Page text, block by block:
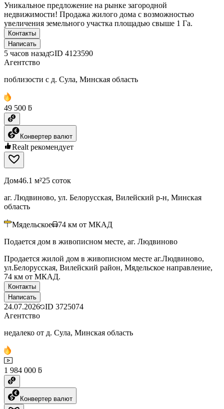
Уникальное предложение на рынке загородной
недвижимости! Продажа жилого дома с возможностью
увеличения земельного участка площадью свыше 1 Га.
Контакты
Написать
5 часов назад ID 4123590
Агентство
поблизости с д. Сула, Минская область
49 500 ƃ
Конвертер валют
Realt рекомендует
Дом46.1 м²25 соток
аг. Людвиново, ул. Белорусская, Вилейский р-н, Минская
область
Мядельское 74 км от МКАД
Подается дом в живописном месте, аг. Людвиново
Продается жилой дом в живописном месте аг.Людвиново,
ул.Белорусская, Вилейский район, Мядельское направление,
74 км от МКАД.
Контакты
Написать
24.07.2026 ID 3725074
Агентство
недалеко от д. Сула, Минская область
1 984 000 ƃ
Конвертер валют